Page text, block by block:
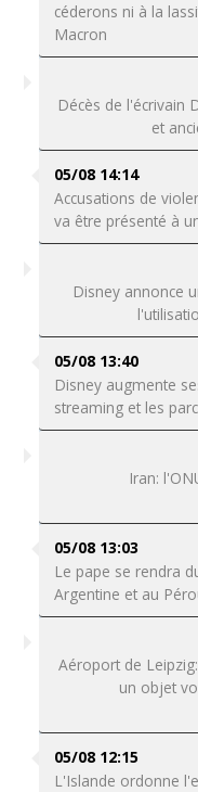
céderons ni à la
Macron
Décès de l'écrivain
et
05/08 14:14
Accusations de
va être présenté à
Disney annonce
05/08 13:40
Disney augmente
streaming et les
Iran:
05/08 13:03
Le pape se rendra
Argentine et au
Aéroport de
un objet
05/08 12:15
L'Islande ordonne